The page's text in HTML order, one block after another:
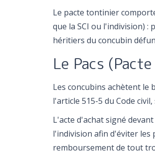
Le pacte tontinier
que la SCI ou l'indivision) :
héritiers du concubin
Le Pacs
Les concubins achètent le
l'article 515-5 du Code
L'acte d'achat signé
l'indivision afin d'éviter les
remboursement de tout